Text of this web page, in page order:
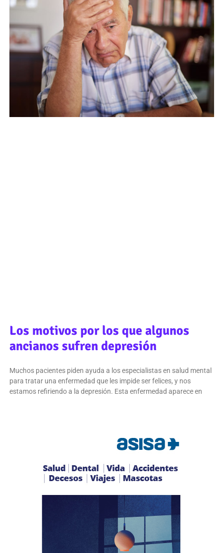
Los motivos por los que algunos
ancianos sufren depresión
Muchos pacientes piden ayuda a los especialistas en salud mental
para tratar una enfermedad que les impide ser felices, y nos
estamos refiriendo a la depresión. Esta enfermedad aparece en